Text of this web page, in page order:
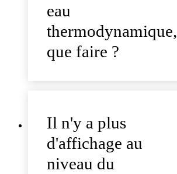
eau
thermodynamique,
que faire ?
Il n'y a plus
d'affichage au
niveau du